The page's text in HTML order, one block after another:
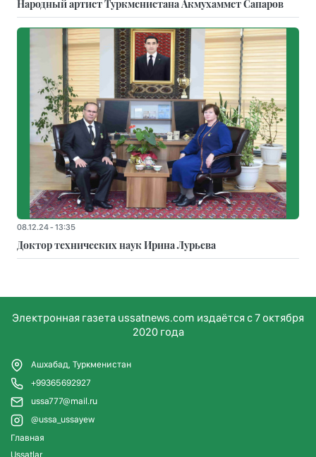
Народный артист Туркменистана Акмухаммет Сапаров
08.12.24 - 13:35
Доктор технических наук Ирина Лурьева
Электронная газета ussatnews.com издаётся с 7 октября
2020 года
Ашхабад, Туркменистан
+99365692927
ussa777@mail.ru
@ussa_ussayew
Главная
Ussatlar